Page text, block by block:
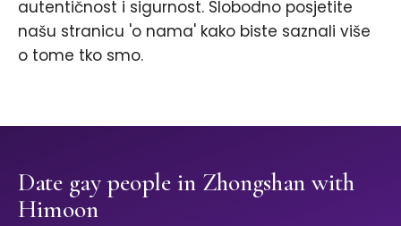
autentičnost i sigurnost. Slobodno posjetite
našu stranicu 'o nama' kako biste saznali više
o tome tko smo.
Date gay people in Zhongshan with
Himoon